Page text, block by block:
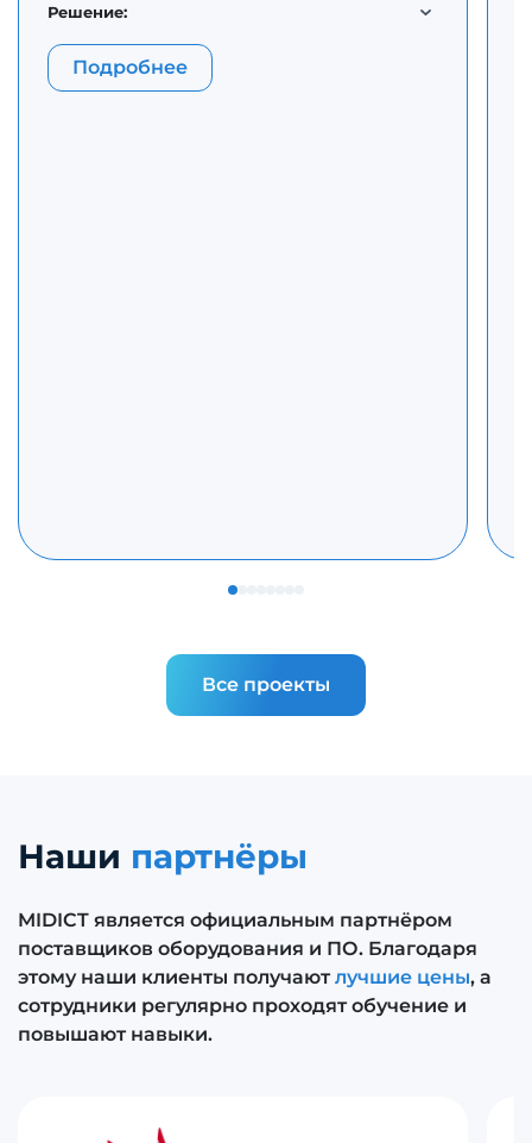
Решение:
Подробнее
Все проекты
Наши партнёры
MIDICT является официальным партнёром
поставщиков оборудования и ПО. Благодаря
этому наши клиенты получаютлучшие цены, а
сотрудники регулярно проходят обучение и
повышают навыки.